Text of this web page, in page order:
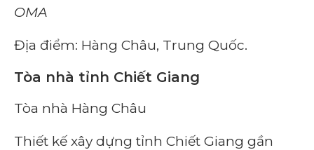
OMA
Địa điểm: Hàng Châu, Trung Quốc.
Tòa nhà tỉnh Chiết Giang
Tòa nhà Hàng Châu
Thiết kế xây dựng tỉnh Chiết Giang gần